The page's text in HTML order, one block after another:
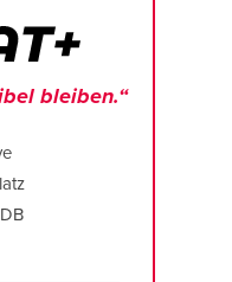
bleiben.“